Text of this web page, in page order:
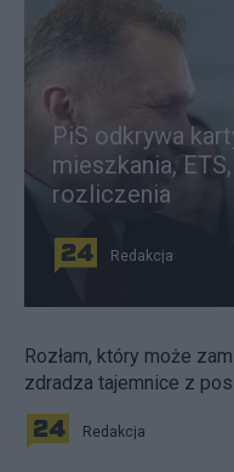
PiS odkrywa
mieszkania,
rozliczenia
Redakcja
Rozłam, który może
zdradza tajemnice z
Redakcja